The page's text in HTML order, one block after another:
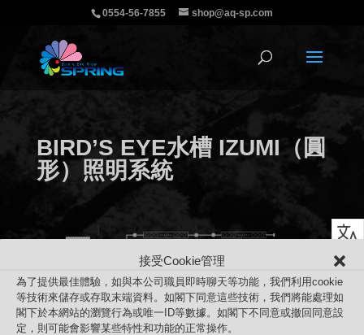
接受Cookie管理
為了提供最佳體驗，如與本公司職員即時聊天等功能，我們利用cookie
等技術來儲存或存取末端資料。如閣下同意這些技術，我們將能處理如
閣下於本網站的瀏覽行為或唯一ID等數據。如閣下不同意或撤回同意設
定，則可能會影響某些特性和功能的正常操作。
0554-56-7855 shop@aq-sp.com
BIRD’S EYE水槽 IZUMI（圓
形）照明系統
BIRD’S EYE水槽 IZUMI（圓形）照明系統
Search